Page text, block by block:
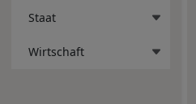
Staat
Wirtschaft